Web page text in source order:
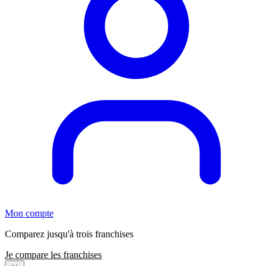
Mon compte
Comparez jusqu'à trois franchises
Je compare les franchises